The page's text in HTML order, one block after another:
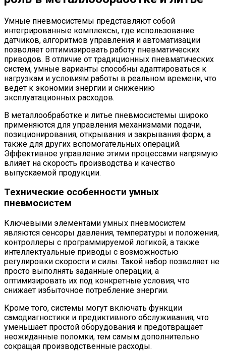
Умные пневмосистемы представляют собой
интегрированные комплексы, где использование
датчиков, алгоритмов управления и автоматизации
позволяет оптимизировать работу пневматических
приводов. В отличие от традиционных пневматических
систем, умные варианты способны адаптироваться к
нагрузкам и условиям работы в реальном времени, что
ведет к экономии энергии и снижению
эксплуатационных расходов.
В металлообработке и литье пневмосистемы широко
применяются для управления механизмами подачи,
позиционирования, открывания и закрывания форм, а
также для других вспомогательных операций.
Эффективное управление этими процессами напрямую
влияет на скорость производства и качество
выпускаемой продукции.
Технические особенности умных
пневмосистем
Ключевыми элементами умных пневмосистем
являются сенсоры давления, температуры и положения,
контроллеры с программируемой логикой, а также
интеллектуальные приводы с возможностью
регулировки скорости и силы. Такой набор позволяет не
просто выполнять заданные операции, а
оптимизировать их под конкретные условия, что
снижает избыточное потребление энергии.
Кроме того, системы могут включать функции
самодиагностики и предиктивного обслуживания, что
уменьшает простой оборудования и предотвращает
неожиданные поломки, тем самым дополнительно
сокращая производственные расходы.